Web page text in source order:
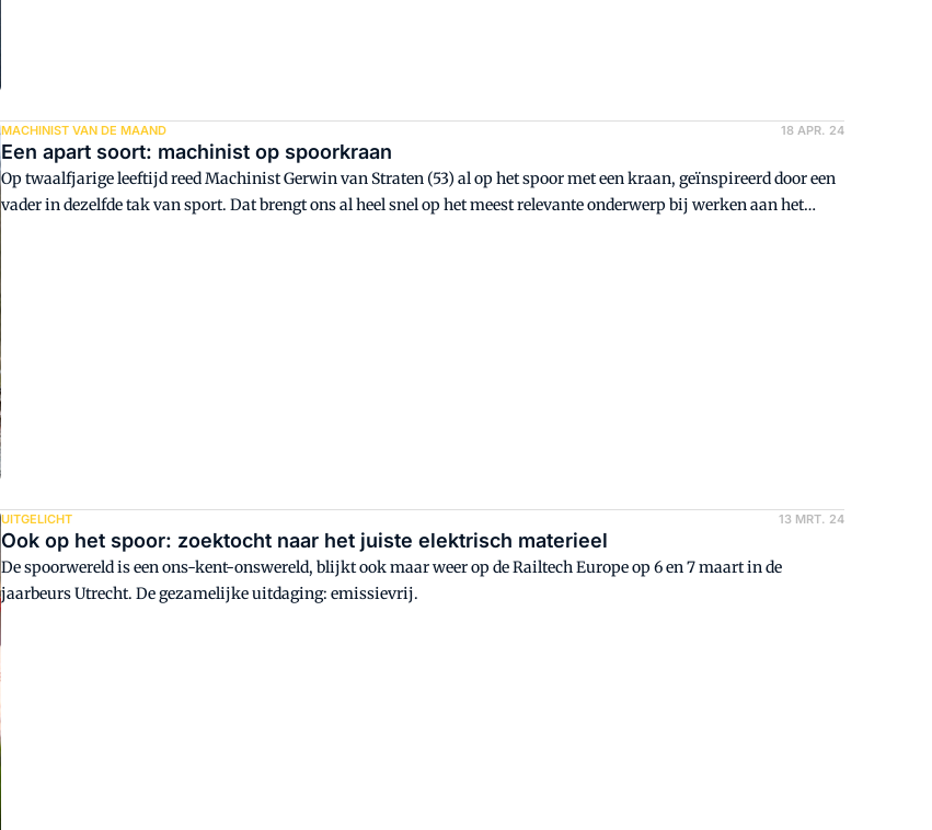
MACHINIST VAN DE MAAND 18 APR. 24
Een apart soort: machinist op spoorkraan
Op twaalfjarige leeftijd reed Machinist Gerwin van Straten (53) al op het spoor met een kraan, geïnspireerd door een
vader in dezelfde tak van sport. Dat brengt ons al heel snel op het meest relevante onderwerp bij werken aan het
UITGELICHT 13 MRT. 24
Ook op het spoor: zoektocht naar het juiste elektrisch materieel
De spoorwereld is een ons-kent-onswereld, blijkt ook maar weer op de Railtech Europe op 6 en 7 maart in de
jaarbeurs Utrecht. De gezamelijke uitdaging: emissievrij.